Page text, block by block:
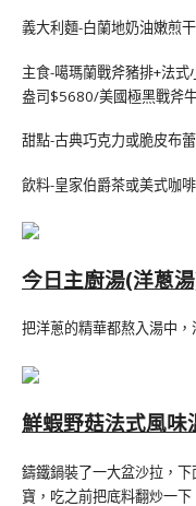
義大利麵-白蘭地奶油嫩煎
主食-噶瑪蘭戰斧豬排+法
盎司$5680/美國極黑戰斧
甜點-古典巧克力或脆皮布
飲料-皇家伯爵茶或美式咖
今日主廚湯(洋蔥
把洋蔥的精華都熬入湯中
鮮蝦野菇法式風味
鑄鐵鍋裝了一大盆沙拉，
寶，吃之前把底料翻炒一